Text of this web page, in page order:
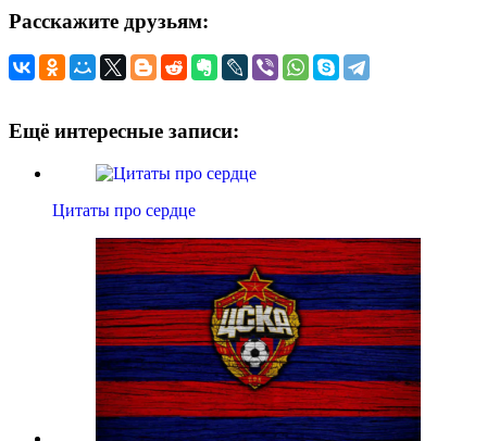
Расскажите друзьям:
Ещё интересные записи:
Цитаты про сердце